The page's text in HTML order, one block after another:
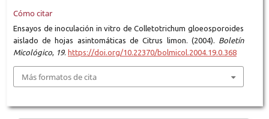
Cómo citar
Ensayos de inoculación in vitro de Colletotrichum gloeosporoides
aislado de hojas asintomáticas de Citrus limon. (2004). Boletín
Micológico, 19. https://doi.org/10.22370/bolmicol.2004.19.0.368
Más formatos de cita